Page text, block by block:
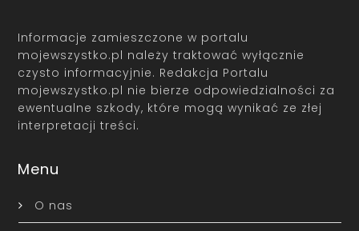
Informacje zamieszczone w portalu
mojewszystko.pl należy traktować wyłącznie
czysto informacyjnie. Redakcja Portalu
mojewszystko.pl nie bierze odpowiedzialności za
ewentualne szkody, które mogą wynikać ze złej
interpretacji treści.
Menu
O nas